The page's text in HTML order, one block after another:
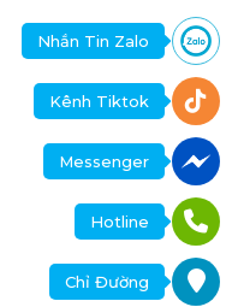
Nhắn Tin Zalo
Kênh Tiktok
Messenger
Hotline
Chỉ Đường